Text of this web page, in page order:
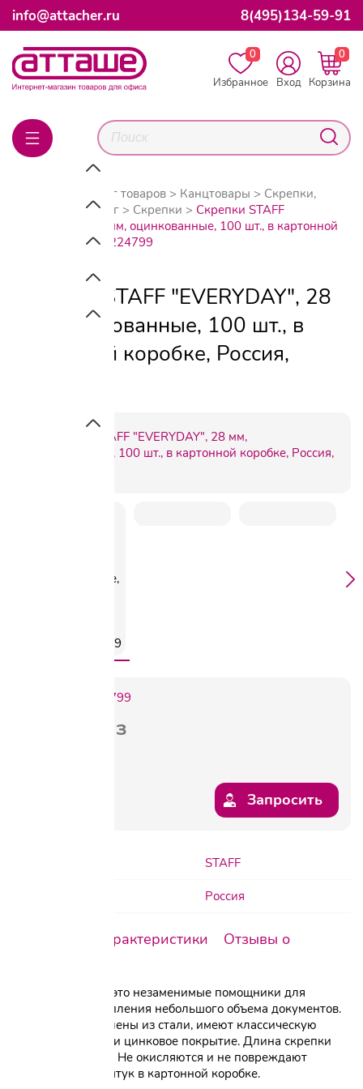
info@attacher.ru 8(495)134-59-91
0
Избранное
Вход
0
Корзина
Каталог товаров Канцтовары
Скрепки,
зажимы для бумаг
Скрепки
Скрепки STAFF
"EVERYDAY", 28 мм, оцинкованные, 100 шт., в картонной
коробке, Россия, 224799
Скрепки STAFF "EVERYDAY", 28
мм, оцинкованные, 100 шт., в
картонной коробке, Россия,
C224799
под заказ
Запросить
STAFF
Россия
Характеристики
Отзывы о
Скрепки STAFF - это незаменимые помощники для
временного скрепления небольшого объема документов.
Скрепки изготовлены из стали, имеют классическую
овальную форму и цинковое покрытие. Длина скрепки
составляет 28 мм. Не окисляются и не повреждают
документы. 100 штук в картонной коробке.